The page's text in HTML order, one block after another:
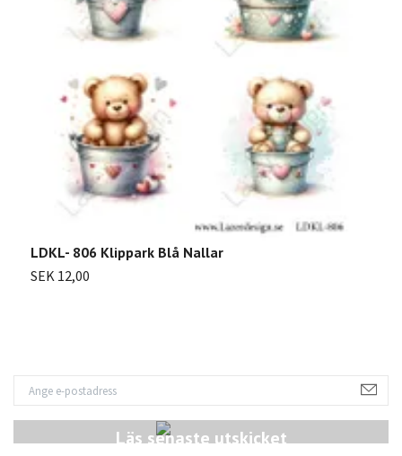
Läs senaste utskicket
LDKL- 806 Klippark Blå Nallar
SEK 12,00